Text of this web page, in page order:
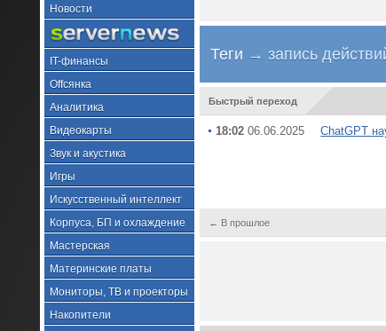
Новости
IT-финансы
Offсянка
Аналитика
Видеокарты
Звук и акустика
Игры
Искусственный интеллект
Корпуса, БП и охлаждение
Мастерская
Материнские платы
Мониторы, ТВ и проекторы
Накопители
Теги → запись
Быстрый переход
18:0206.06.2025 ChatGPT
← В прошлое